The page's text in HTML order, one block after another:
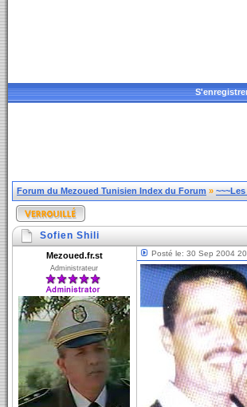
Forum du Mezoued Tunisien Index du Forum »
Sofien Shili
Mezoued.fr.st
Administrateur
Posté le: 30 Sep 2004